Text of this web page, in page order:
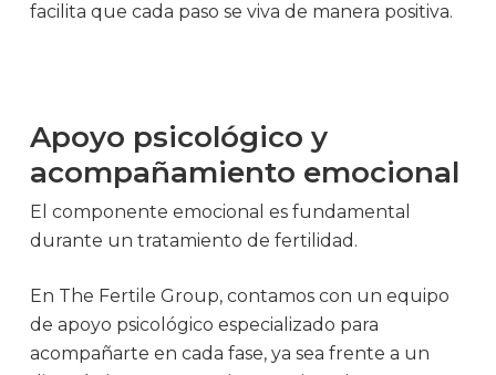
facilita que cada paso se viva de manera positiva.
Apoyo psicológico y
acompañamiento emocional
El componente emocional es fundamental
durante un tratamiento de fertilidad.
En The Fertile Group, contamos con un equipo
de apoyo psicológico especializado para
acompañarte en cada fase, ya sea frente a un